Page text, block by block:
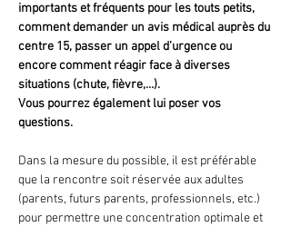
importants et fréquents pour les touts petits,
comment demander un avis médical auprès du
centre 15, passer un appel d’urgence ou
encore comment réagir face à diverses
situations (chute, fièvre,…).
Vous pourrez également lui poser vos
questions.
Dans la mesure du possible, il est préférable
que la rencontre soit réservée aux adultes
(parents, futurs parents, professionnels, etc.)
pour permettre une concentration optimale et